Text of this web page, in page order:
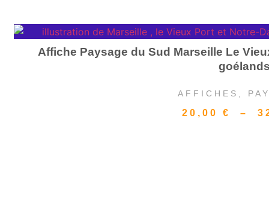
Affiche Paysage du Sud Marseille Le
AFFICHES ,
20,00€ –